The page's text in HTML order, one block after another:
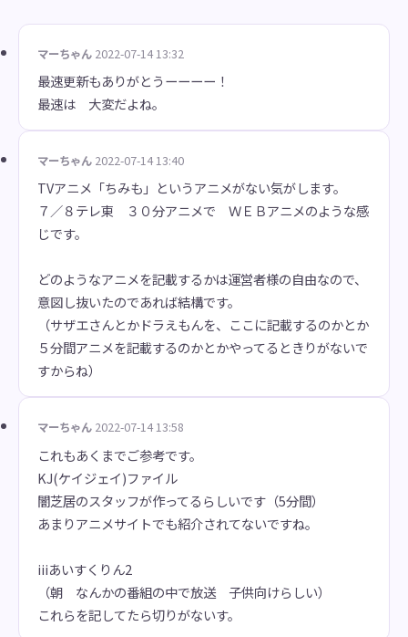
マーちゃん 2022-07-14 13:32
最速更新もありがとうーーーー！
最速は 大変だよね。
マーちゃん 2022-07-14 13:40
TVアニメ「ちみも」というアニメがない気がします。
７／８テレ東 ３０分アニメで ＷＥＢアニメのような感
じです。
どのようなアニメを記載するかは運営者様の自由なので、
意図し抜いたのであれば結構です。
（サザエさんとかドラえもんを、ここに記載するのかとか
５分間アニメを記載するのかとかやってるときりがないで
すからね）
マーちゃん 2022-07-14 13:58
これもあくまでご参考です。
KJ(ケイジェイ)ファイル
闇芝居のスタッフが作ってるらしいです（5分間）
あまりアニメサイトでも紹介されてないですね。
iiiあいすくりん2
（朝 なんかの番組の中で放送 子供向けらしい）
これらを記してたら切りがないす。